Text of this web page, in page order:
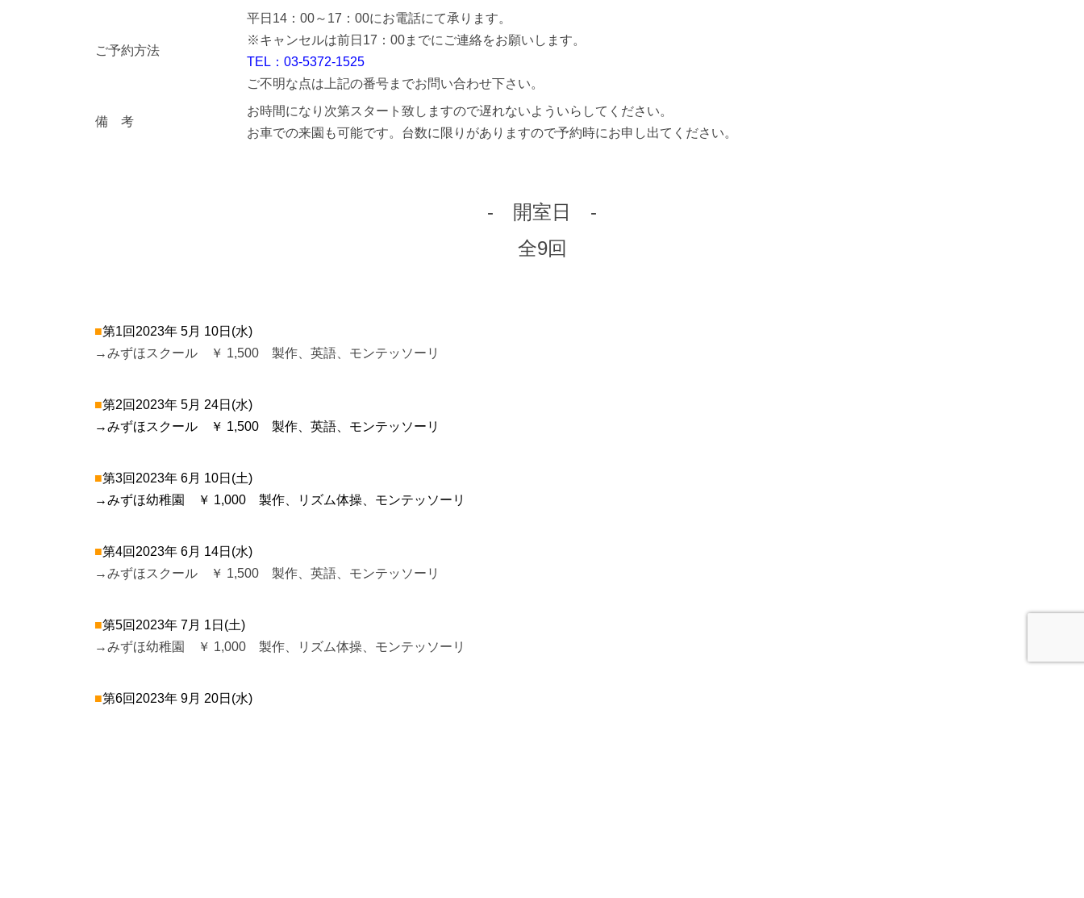
ご予約方法
平日14：00～17：00にお電話にて承ります。
※キャンセルは前日17：00までにご連絡をお願いします。
TEL：03-5372-1525
ご不明な点は上記の番号までお問い合わせ下さい。
備 考
お時間になり次第スタート致しますので遅れないよういらしてください。
お車での来園も可能です。台数に限りがありますので予約時にお申し出てください。
- 開室日 -
全9回
■第1回2023年 5月 10日(水)
→みずほスクール ￥ 1,500 製作、英語、モンテッソーリ
■第2回2023年 5月 24日(水)
→みずほスクール ￥ 1,500 製作、英語、モンテッソーリ
■第3回2023年 6月 10日(土)
→みずほ幼稚園 ￥ 1,000 製作、リズム体操、モンテッソーリ
■第4回2023年 6月 14日(水)
→みずほスクール ￥ 1,500 製作、英語、モンテッソーリ
■第5回2023年 7月 1日(土)
→みずほ幼稚園 ￥ 1,000 製作、リズム体操、モンテッソーリ
■第6回2023年 9月 20日(水)